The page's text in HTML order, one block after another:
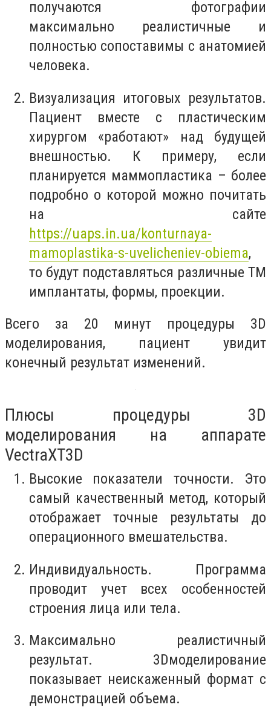
получаются фотографии
максимально реалистичные и
полностью сопоставимы с анатомией
человека.
Визуализация итоговых результатов.
Пациент вместе с пластическим
хирургом «работают» над будущей
внешностью. К примеру, если
планируется маммопластика – более
подробно о которой можно почитать
на сайте
https://uaps.in.ua/konturnaya-
mamoplastika-s-uvelicheniev-obiema,
то будут подставляться различные ТМ
имплантаты, формы, проекции.
Всего за 20 минут процедуры 3D
моделирования, пациент увидит
конечный результат изменений.
Плюсы процедуры 3D
моделирования на аппарате
VectraXT3D
Высокие показатели точности. Это
самый качественный метод, который
отображает точные результаты до
операционного вмешательства.
Индивидуальность. Программа
проводит учет всех особенностей
строения лица или тела.
Максимально реалистичный
результат. 3Dмоделирование
показывает неискаженный формат с
демонстрацией объема.